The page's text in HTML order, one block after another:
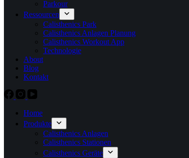
Parkour
Ressourcen
Calisthenics Park
Calisthenics Anlagen Planung
Calisthenics Workout App
Technologie
About
Blog
Kontakt
Home
Produkte
Calisthenics Anlagen
Calisthenics Stationen
Calisthenics Geräte